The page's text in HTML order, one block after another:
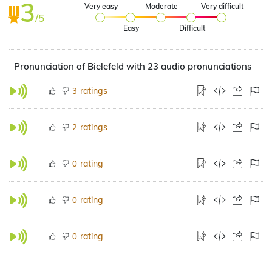
3/5
Very easy
Easy
Moderate
Difficult
Very difficult
Pronunciation of Bielefeld with 23 audio pronunciations
3 ratings
2 ratings
0 rating
0 rating
0 rating